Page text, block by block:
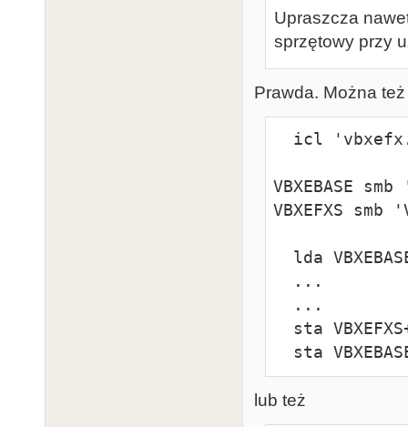
Upraszcza
sprzętowy przy
Prawda. Można
VBXEBASE smb
VBXEFXS smb
sta
lub też